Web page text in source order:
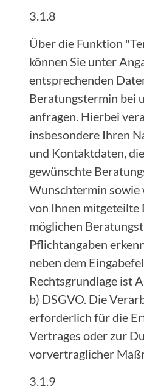
3.1.8
Über die Funktion
können Sie unter
entsprechenden
Beratungstermin bei
anfragen. Hierbei
insbesondere Ihren
und Kontaktdaten,
gewünschte
Wunschtermin
von Ihnen mitgeteilte
möglichen
Pflichtangaben
neben dem
Rechtsgrundlage ist
b) DSGVO. Die
erforderlich für die
Vertrages oder zur
vorvertraglicher
3.1.9